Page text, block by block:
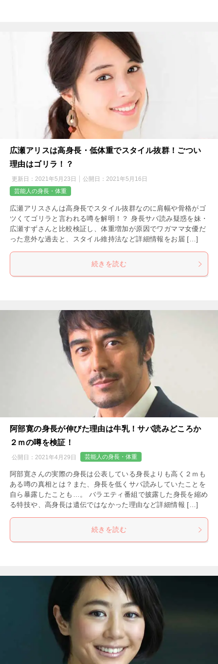
広瀬アリスは高身長・低体重でスタイル抜群！ごつい
理由はゴリラ！？
更新日： 2021年5月23日 公開日： 2021年5月16日
芸能人の身長・体重
広瀬アリスさんは高身長でスタイル抜群なのに肩幅や骨格がゴ
ツくてゴリラと言われる噂を解明！？ 身長サバ読み疑惑を妹・
広瀬すずさんと比較検証し、体重増加が原因でワガママ女優だ
った意外な過去と、スタイル維持法など詳細情報をお届 […]
続きを読む
阿部寛の身長が伸びた理由は牛乳！サバ読みどころか
２ｍの噂を検証！
公開日： 2021年4月29日 芸能人の身長・体重
阿部寛さんの実際の身長は公表している身長よりも高く２ｍも
ある噂の真相とは？また、身長を低くサバ読みしていたことを
自ら暴露したことも…。 バラエティ番組で披露した身長を縮め
る特技や、高身長は遺伝ではなかった理由など詳細情報 […]
続きを読む